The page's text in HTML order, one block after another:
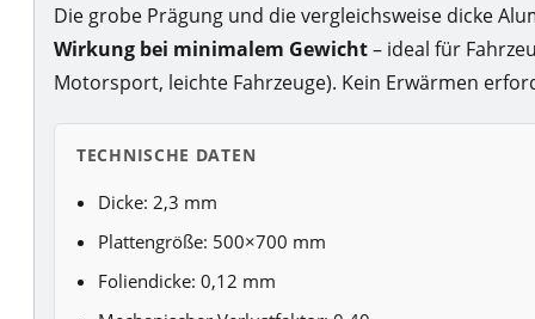
Die grobe Prägung und die vergleichsweise dicke
Wirkung bei minimalem Gewicht– ideal für
Motorsport, leichte Fahrzeuge). Kein Erwärmen
TECHNISCHE DATEN
Dicke: 2,3 mm
Plattengröße: 500×700 mm
Foliendicke: 0,12 mm